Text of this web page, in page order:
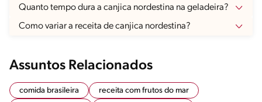
Quanto tempo dura a canjica nordestina na geladeira?
Como variar a receita de canjica nordestina?
Assuntos Relacionados
comida brasileira
receita com frutos do mar